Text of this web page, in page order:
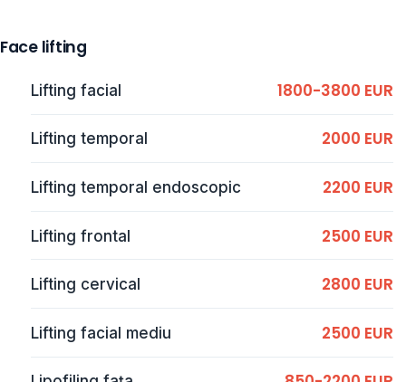
Face lifting
Lifting facial 1800-3800 EUR
Lifting temporal 2000 EUR
Lifting temporal endoscopic 2200 EUR
Lifting frontal 2500 EUR
Lifting cervical 2800 EUR
Lifting facial mediu 2500 EUR